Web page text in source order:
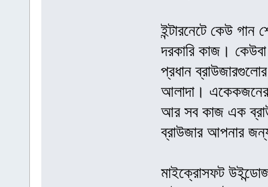
ইন্টারনেটে কেউ
দরকারি কাজ।
প্রধান
আলাদা। একেকজনের
আর সব কাজ এক
ব্রাউজার আপনার
মাইক্রোসফট উইন্ডোজ